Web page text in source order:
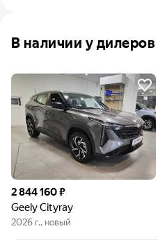
В наличии у дилеров
2 844 160 ₽
Geely Cityray
2026 г., новый